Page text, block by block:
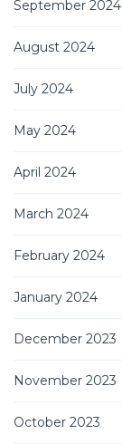
September 2024
August 2024
July 2024
May 2024
April 2024
March 2024
February 2024
January 2024
December 2023
November 2023
October 2023